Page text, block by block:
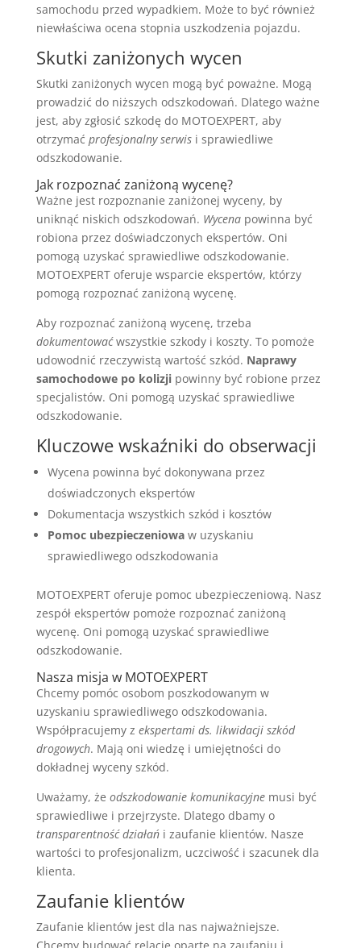
samochodu przed wypadkiem. Może to być również
niewłaściwa ocena stopnia uszkodzenia pojazdu.
Skutki zaniżonych wycen
Skutki zaniżonych wycen mogą być poważne. Mogą
prowadzić do niższych odszkodowań. Dlatego ważne
jest, aby zgłosić szkodę do MOTOEXPERT, aby
otrzymać profesjonalny serwisi sprawiedliwe
odszkodowanie.
Jak rozpoznać zaniżoną wycenę?
Ważne jest rozpoznanie zaniżonej wyceny, by
uniknąć niskich odszkodowań. Wycenapowinna być
robiona przez doświadczonych ekspertów. Oni
pomogą uzyskać sprawiedliwe odszkodowanie.
MOTOEXPERT oferuje wsparcie ekspertów, którzy
pomogą rozpoznać zaniżoną wycenę.
Aby rozpoznać zaniżoną wycenę, trzeba
dokumentowaćwszystkie szkody i koszty. To pomoże
udowodnić rzeczywistą wartość szkód. Naprawy
samochodowe po kolizjipowinny być robione przez
specjalistów. Oni pomogą uzyskać sprawiedliwe
odszkodowanie.
Kluczowe wskaźniki do obserwacji
Wycena powinna być dokonywana przez
doświadczonych ekspertów
Dokumentacja wszystkich szkód i kosztów
Pomoc ubezpieczeniowaw uzyskaniu
sprawiedliwego odszkodowania
MOTOEXPERT oferuje pomoc ubezpieczeniową. Nasz
zespół ekspertów pomoże rozpoznać zaniżoną
wycenę. Oni pomogą uzyskać sprawiedliwe
odszkodowanie.
Nasza misja w MOTOEXPERT
Chcemy pomóc osobom poszkodowanym w
uzyskaniu sprawiedliwego odszkodowania.
Współpracujemy z ekspertami ds. likwidacji szkód
drogowych. Mają oni wiedzę i umiejętności do
dokładnej wyceny szkód.
Uważamy, że odszkodowanie komunikacyjnemusi być
sprawiedliwe i przejrzyste. Dlatego dbamy o
transparentność działańi zaufanie klientów. Nasze
wartości to profesjonalizm, uczciwość i szacunek dla
klienta.
Zaufanie klientów
Zaufanie klientów jest dla nas najważniejsze.